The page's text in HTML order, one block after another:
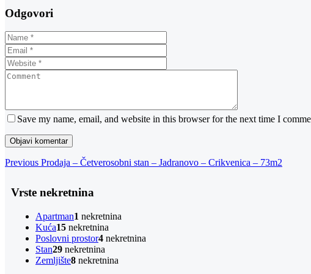
Odgovori
Save my name, email, and website in this browser for the next time I
Navigacija
Previous
Previous Prodaja – Četverosobni stan – Jadranovo – Crikvenica – 73m2
Vrste nekretnina
Apartman1 nekretnina
Kuća15 nekretnina
Poslovni prostor4 nekretnina
Stan29 nekretnina
Zemljište8 nekretnina